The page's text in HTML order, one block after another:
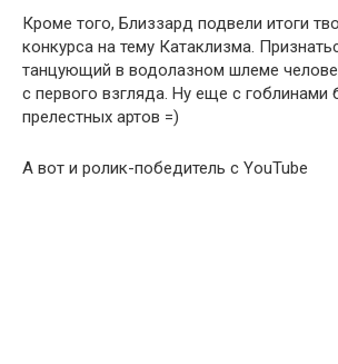
Кроме того, Близзард подвели итоги
конкурса на тему Катаклизма.
танцующий в водолазном шлеме
с первого взгляда. Ну еще с гоблинами
прелестных артов =)
А вот и ролик-победитель с YouTube